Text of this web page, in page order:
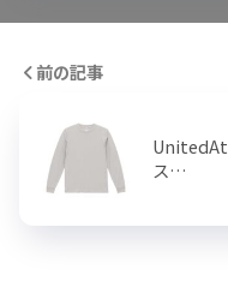
前の記事
ス…